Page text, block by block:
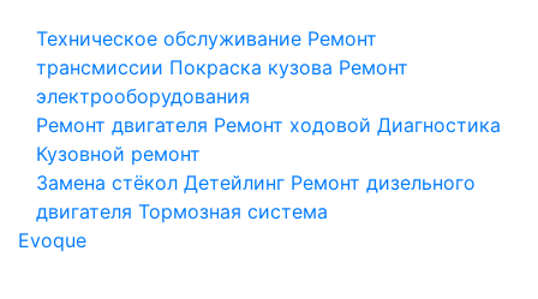
Техническое обслуживание Ремонт
трансмиссии Покраска кузова Ремонт
электрооборудования
Ремонт двигателя Ремонт ходовой Диагностика
Кузовной ремонт
Замена стёкол Детейлинг Ремонт дизельного
двигателя Тормозная система
Evoque